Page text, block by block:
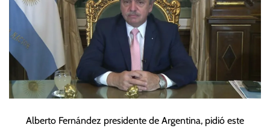
Alberto Fernández presidente de Argentina, pidió este